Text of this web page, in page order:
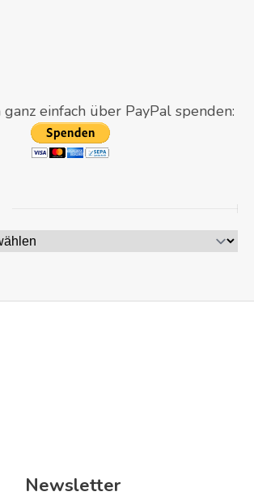
einfach über PayPal spenden:
Newsletter